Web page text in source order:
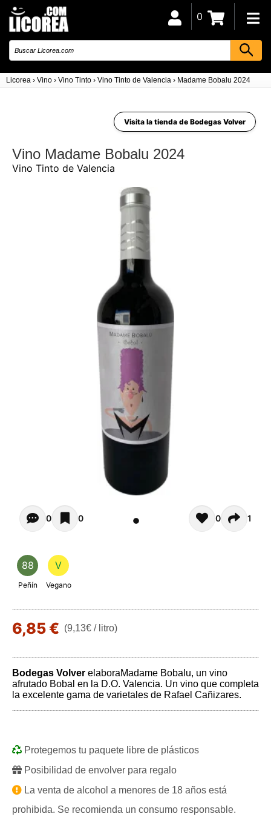
Licorea › Vino › Vino Tinto › Vino Tinto de Valencia › Madame Bobalu 2024
0
Visita la tienda de Bodegas Volver
Vino Madame Bobalu 2024
Vino Tinto de Valencia
Opiniones de clientes - Actualmente no hay
0 0 0 1
88
Peñín
V
Vegano
6,85 € (9,13€ / litro)
Bodegas Volver elaboraMadame Bobalu, un vino
afrutado Bobal en la D.O. Valencia. Un vino que completa
la excelente gama de varietales de Rafael Cañizares.
Protegemos tu paquete libre de plásticos
Posibilidad de envolver para regalo
La venta de alcohol a menores de 18 años está
prohibida. Se recomienda un consumo responsable.